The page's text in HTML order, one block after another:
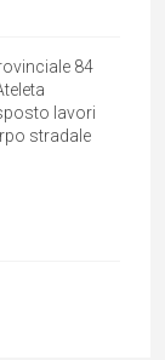
84
lavori
stradale